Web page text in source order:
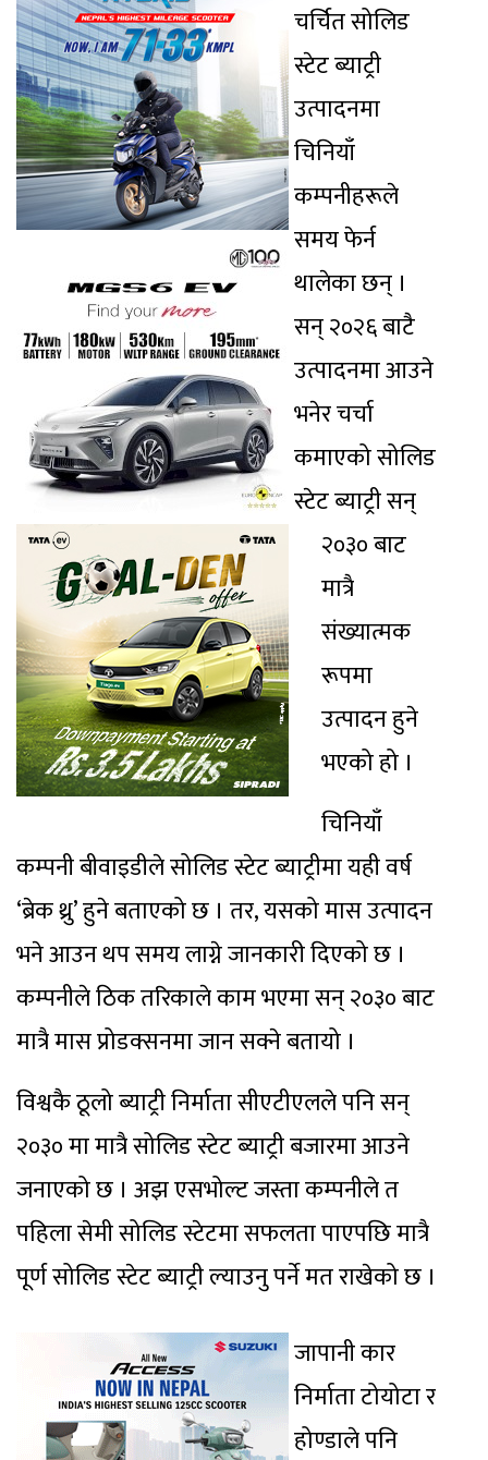
चर्चित सोलिड
स्टेट ब्याट्री
उत्पादनमा
चिनियाँ
कम्पनीहरूले
समय फेर्न
थालेका छन् ।
सन् २०२६ बाटै
उत्पादनमा आउने
भनेर चर्चा
कमाएको सोलिड
स्टेट ब्याट्री सन्
२०३० बाट
मात्रै
संख्यात्मक
रूपमा
उत्पादन हुने
भएको हो ।
चिनियाँ
कम्पनी बीवाइडीले सोलिड स्टेट ब्याट्रीमा यही वर्ष
‘ब्रेक थ्रु’ हुने बताएको छ । तर, यसको मास उत्पादन
भने आउन थप समय लाग्ने जानकारी दिएको छ ।
कम्पनीले ठिक तरिकाले काम भएमा सन् २०३० बाट
मात्रै मास प्रोडक्सनमा जान सक्ने बतायो ।
विश्वकै ठूलो ब्याट्री निर्माता सीएटीएलले पनि सन्
२०३० मा मात्रै सोलिड स्टेट ब्याट्री बजारमा आउने
जनाएको छ । अझ एसभोल्ट जस्ता कम्पनीले त
पहिला सेमी सोलिड स्टेटमा सफलता पाएपछि मात्रै
पूर्ण सोलिड स्टेट ब्याट्री ल्याउनु पर्ने मत राखेको छ ।
जापानी कार
निर्माता टोयोटा र
होण्डाले पनि